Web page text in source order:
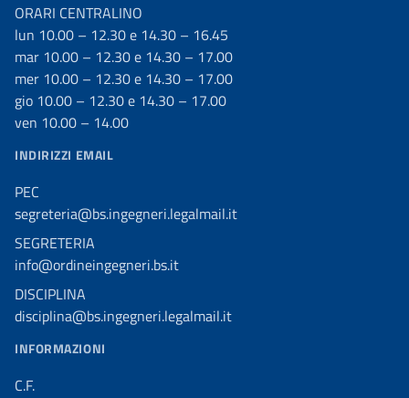
ORARI CENTRALINO
lun 10.00 – 12.30 e 14.30 – 16.45
mar 10.00 – 12.30 e 14.30 – 17.00
mer 10.00 – 12.30 e 14.30 – 17.00
gio 10.00 – 12.30 e 14.30 – 17.00
ven 10.00 – 14.00
INDIRIZZI EMAIL
PEC
segreteria@bs.ingegneri.legalmail.it
SEGRETERIA
info@ordineingegneri.bs.it
DISCIPLINA
disciplina@bs.ingegneri.legalmail.it
INFORMAZIONI
C.F.